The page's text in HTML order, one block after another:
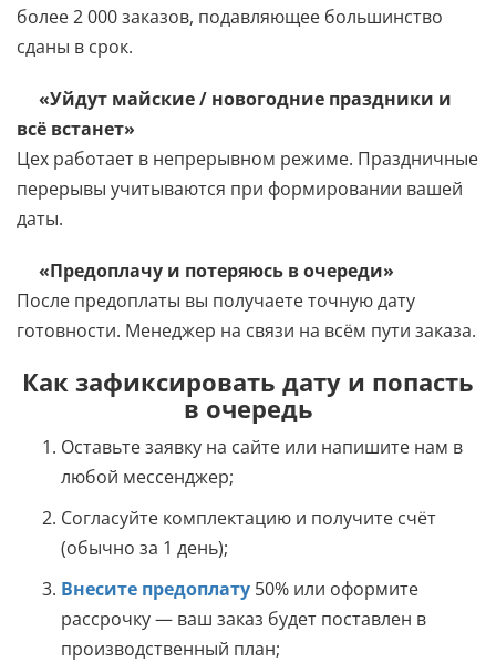
более 2 000 заказов, подавляющее большинство
сданы в срок.
«Уйдут майские / новогодние праздники и
всё встанет»
Цех работает в непрерывном режиме. Праздничные
перерывы учитываются при формировании вашей
даты.
«Предоплачу и потеряюсь в очереди»
После предоплаты вы получаете точную дату
готовности. Менеджер на связи на всём пути заказа.
Как зафиксировать дату и попасть
в очередь
Оставьте заявку на сайте или напишите нам в
любой мессенджер;
Согласуйте комплектацию и получите счёт
(обычно за 1 день);
Внесите предоплату 50% или оформите
рассрочку — ваш заказ будет поставлен в
производственный план;